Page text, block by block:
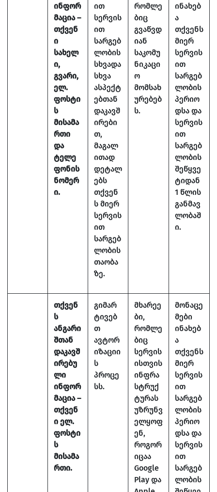
ინფორ
მაცია –
თქვენ
ი
სახელ
ი,
გვარი,
ელ.
ფოსტი
ს
მისამა
რთი
და
ტელე
ფონის
ნომერ
ი.
ით
სერვის
ით
სარგებ
ლობის
სხვადა
სხვა
ასპექტ
ებთან
დაკავშ
ირები
თ,
მაგალ
ითად
დეტალ
ებს
თქვენ
ს მიერ
სერვის
ით
სარგებ
ლობის
თაობა
ზე.
რომლე
ბიც
გვაწვდ
იან
საკომუ
ნიკაცი
ო
მომსახ
ურებებ
ს.
ინახებ
ა
თქვენს
მიერ
სერვის
ით
სარგებ
ლობის
პერიო
დსა და
სერვის
ით
სარგებ
ლობის
შეწყვე
ტიდან
1 წლის
განმავ
ლობაშ
ი.
თქვენ
ს
ანგარი
შთან
დაკავშ
ირებუ
ლი
ინფორ
მაცია –
თქვენ
ი ელ.
ფოსტი
ს
მისამა
რთი.
გიმარ
ტივებ
თ
ავტორ
იზაციი
ს
პროცე
სს.
მხარეე
ბი,
რომლე
ბიც
სერვის
ისთვის
ინფრა
სტრუქ
ტურას
უზრუნვ
ელყოფ
ენ,
როგორ
იცაა
Google
Play და
მონაცე
მები
ინახებ
ა
თქვენს
მიერ
სერვის
ით
სარგებ
ლობის
პერიო
დსა და
სერვის
ით
სარგებ
ლობის